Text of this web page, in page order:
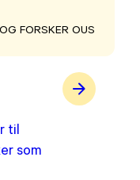
FORSKER OUS
til
som